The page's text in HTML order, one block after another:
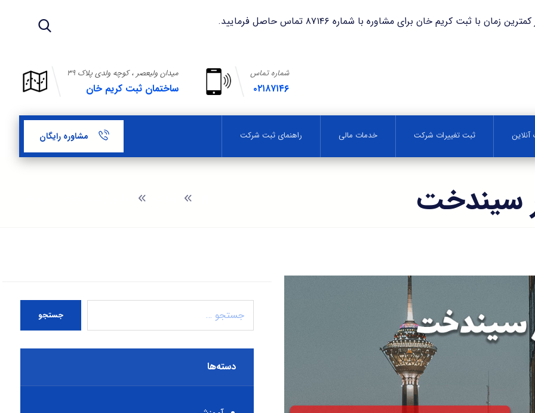
کریم خان برای مشاوره با شماره ۸۷۱۴۶ تماس حاصل فرمایید.
میدان ولیعصر ، کوچه ولدی پلاک ۳۹
ساختمان ثبت کریم خان
شماره تماس
۰۲۱۸۷۱۴۶
ثبت تغییرات شرکت خدمات مالی راهنمای ثبت شرکت مشاوره رایگان
سیندخت
جستجو
دسته‌ها